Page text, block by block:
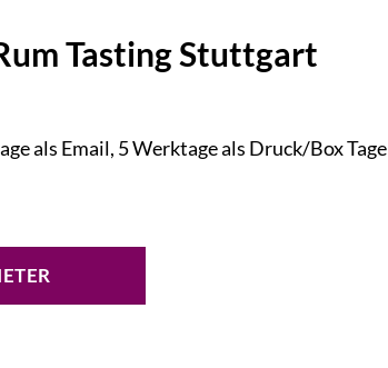
Tasting Stuttgart
als Email, 5 Werktage als Druck/Box Tage